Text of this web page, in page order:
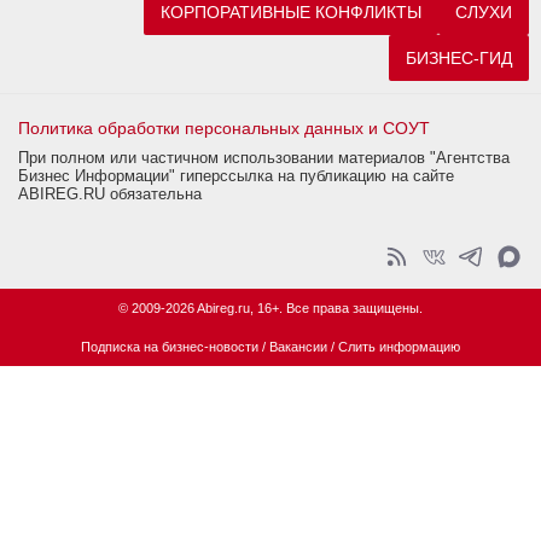
КОРПОРАТИВНЫЕ КОНФЛИКТЫ СЛУХИ
БИЗНЕС-ГИД
Политика обработки персональных данных и СОУТ
При полном или частичном использовании материалов "Агентства
Бизнес Информации" гиперссылка на публикацию на сайте
ABIREG.RU обязательна
© 2009-2026 Abireg.ru, 16+. Все права защищены.
Подписка на бизнес-новости / Вакансии / Слить информацию